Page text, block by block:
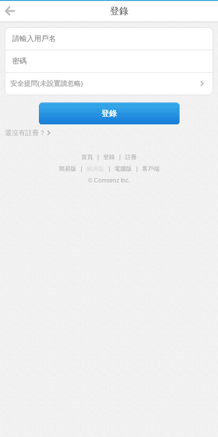
登錄
安全提問(未設置請忽略)
登錄
還沒有註冊？
首頁 登錄
註冊
簡易版
觸屏版 電腦版
客戶端
© Comsenz Inc.